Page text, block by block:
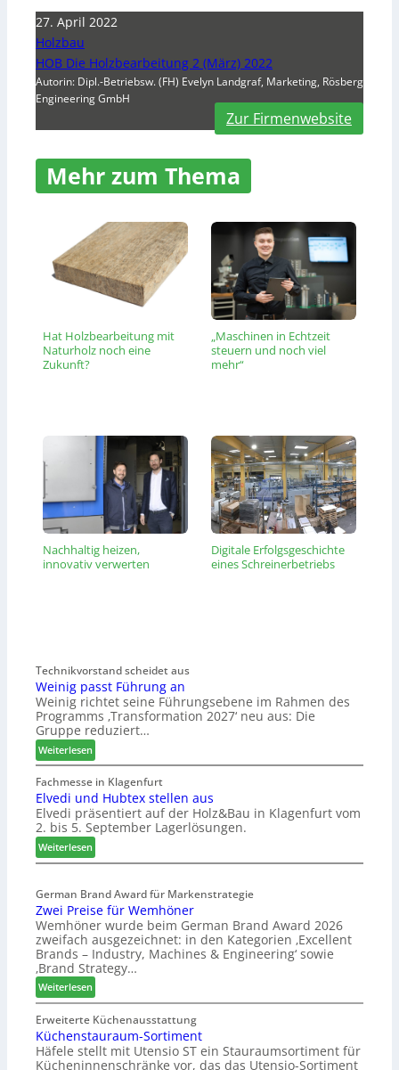
27. April 2022
Holzbau
HOB Die Holzbearbeitung 2 (März) 2022
Autorin: Dipl.-Betriebsw. (FH) Evelyn Landgraf, Marketing, Rösberg
Engineering GmbH
Zur Firmenwebsite
Mehr zum Thema
Hat Holzbearbeitung mit
Naturholz noch eine
Zukunft?
„Maschinen in Echtzeit
steuern und noch viel
mehr“
Nachhaltig heizen,
innovativ verwerten
Digitale Erfolgsgeschichte
eines Schreinerbetriebs
Technikvorstand scheidet aus
Weinig passt Führung an
Weinig richtet seine Führungsebene im Rahmen des
Programms ‚Transformation 2027‘ neu aus: Die
Gruppe reduziert…
Weiterlesen:
W
e
i
n
i
p
s
s
t
F
ü
h
r
u
n
g
a
Fachmesse in Klagenfurt
Elvedi und Hubtex stellen aus
Elvedi präsentiert auf der Holz&Bau in Klagenfurt vom
2. bis 5. September Lagerlösungen.
Weiterlesen:
E
v
e
d
i
u
n
d
H
u
b
t
German Brand Award für Markenstrategie
Zwei Preise für Wemhöner
Wemhöner wurde beim German Brand Award 2026
zweifach ausgezeichnet: in den Kategorien ‚Excellent
Brands – Industry, Machines & Engineering‘ sowie
‚Brand Strategy…
Weiterlesen:
Z
w
e
i
P
Erweiterte Küchenausstattung
Küchenstauraum-Sortiment
Häfele stellt mit Utensio ST ein Stauraumsortiment für
Kücheninnenschränke vor, das das Utensio-Sortiment